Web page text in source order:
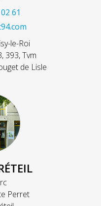
61
le-Roi
393, Tvm
de Lisle
Perret